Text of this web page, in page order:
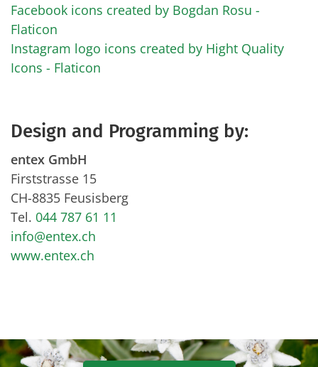
Facebook icons created by Bogdan Rosu -
Flaticon
Instagram logo icons created by Hight Quality
Icons - Flaticon
Design and Programming by:
entex GmbH
Firststrasse 15
CH-8835 Feusisberg
Tel. 044 787 61 11
info@entex.ch
www.entex.ch